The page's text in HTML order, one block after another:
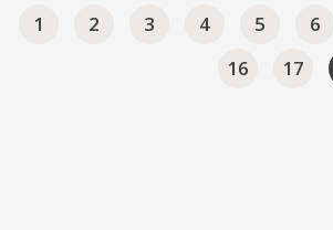
1 2 3 4 5 6
16
17